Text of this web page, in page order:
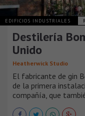
EDIFICIOS INDUSTRIALES
Destilería
Unido
Heatherwick Studio
El fabricante de gin
de la primera
compañía, que